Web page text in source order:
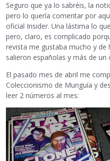
Seguro que ya lo sabréis, la
pero lo quería comentar por
oficial Insider. Una lástima lo
pero, claro, es complicado
revista me gustaba mucho y de
salieron españolas y más de un
El pasado mes de abril me
Coleccionismo de Munguía y
leer 2 números al mes: